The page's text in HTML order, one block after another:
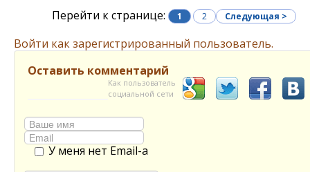
Перейти к странице:
1 2 Следующая >
Войти как зарегистрированный пользователь.
Оставить комментарий
Как пользователь
социальной сети
У меня нет Email-а